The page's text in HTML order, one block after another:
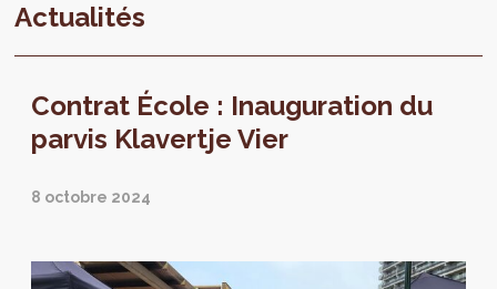
Actualités
Contrat École : Inauguration du
parvis Klavertje Vier
8 octobre 2024